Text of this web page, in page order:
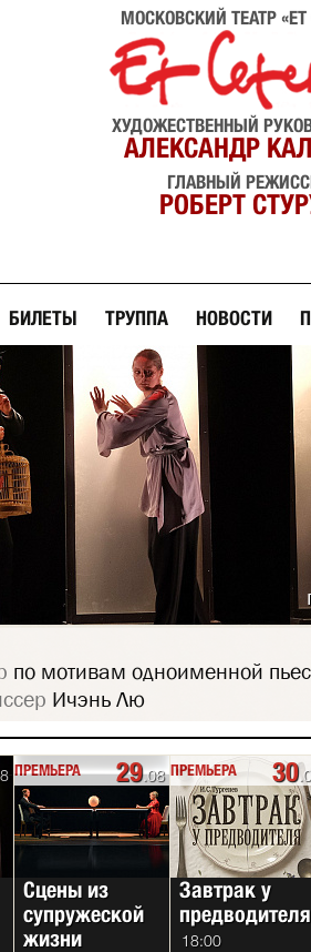
МОСКОВСКИЙ ТЕАТР «ET
ХУДОЖЕСТВЕННЫЙ
АЛЕКСАНДР
ГЛАВНЫЙ
РОБЕРТ
БИЛЕТЫ ТРУППА НОВОСТИ
по мотивам одноименной
Ичэнь Лю
ПРЕМЬЕРА
Сцены из
супружеской
жизни
29.08
ПРЕМЬЕРА
Пять ложек
эликсира
18:00
ПРЕМЬЕРА
Завтрак у
предводителя
18:00
30
ПРЕМЬЕРА
Пять ложек
эликсира
19:00